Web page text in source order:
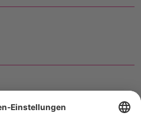
Befindet sich ein Warenwert